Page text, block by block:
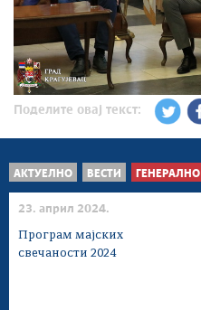
Поделите овај текст:
АКТУЕЛНО ВЕСТИ ГЕНЕРАЛНО
23. април 2024.
Програм мајских
свечаности 2024